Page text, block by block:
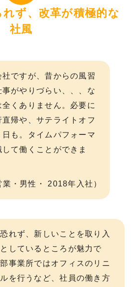
れず、改革が積極的な
社風
社ですが、昔からの風習
がやりづらい、、、な
全くありません。必要に
帰や、サテライトオフ
日も。タイムパフォーマ
て働くことができま
業・男性・ 2018年入社）
れず、新しいことを取り入
しているところが魅力で
事業所ではオフィスのリニ
を行うなど、社員の働き方